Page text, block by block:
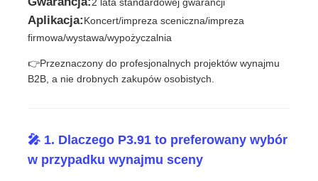
Wynajem ekranów LED
Ściana wideo LED Cob
Ekran LED SMD
Aplikacja:Koncert/impreza sceniczna/impreza
firmowa/wystawa/wypożyczalnia
👉Przeznaczony do profesjonalnych projektów wynajmu
B2B, a nie drobnych zakupów osobistych.
🎤 1. Dlaczego P3.91 to preferowany wybór
w przypadku wynajmu sceny